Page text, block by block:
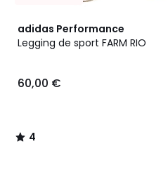
adidas Performance
Legging de sport FARM RIO
60,00 €
4
/
2
Couleurs
4
/